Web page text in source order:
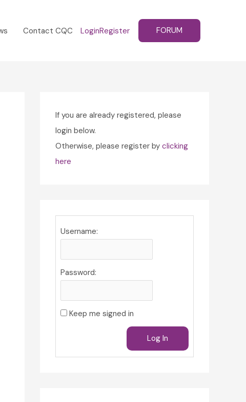
Contact CQC LoginRegister FORUM
If you are already registered, please
login below.
Otherwise, please register by clicking
here
Username:
Password:
Keep me signed in
Log In